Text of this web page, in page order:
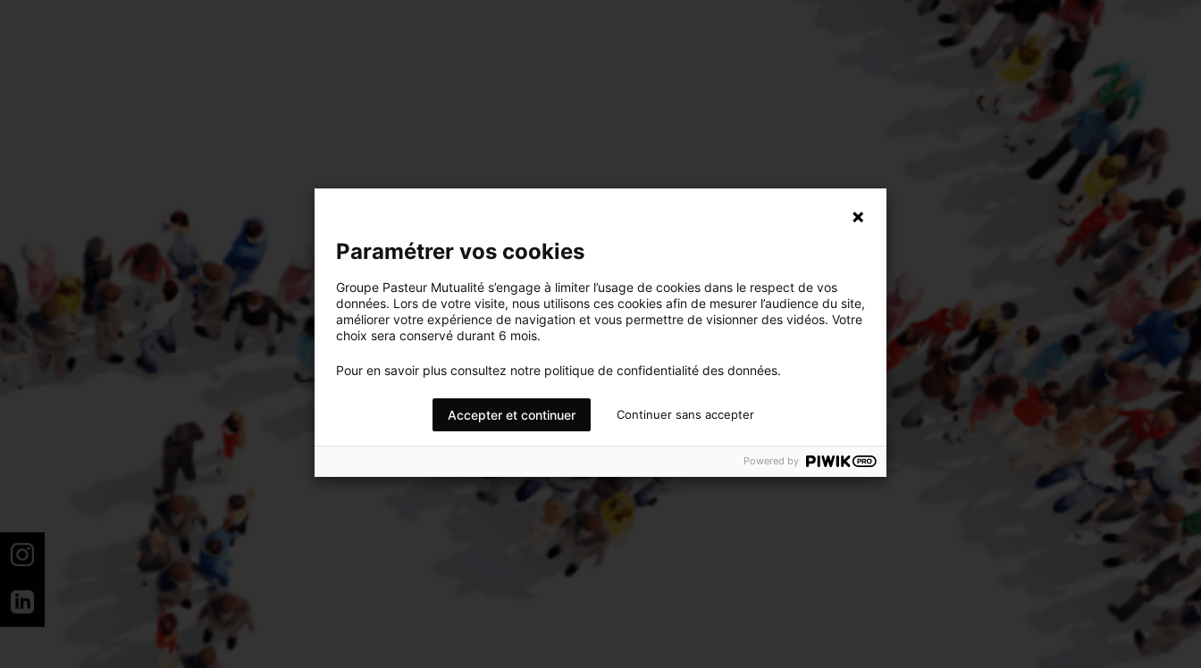
Paramétrer vos cookies
Groupe Pasteur Mutualité s’engage à limiter l’usage de cookies dans le respect de vos
données. Lors de votre visite, nous utilisons ces cookies afin de mesurer l’audience du site,
améliorer votre expérience de navigation et vous permettre de visionner des vidéos. Votre
choix sera conservé durant 6 mois.
Pour en savoir plus consultez notre politique de confidentialité des données.
Accepter et continuer Continuer sans accepter
Powered by